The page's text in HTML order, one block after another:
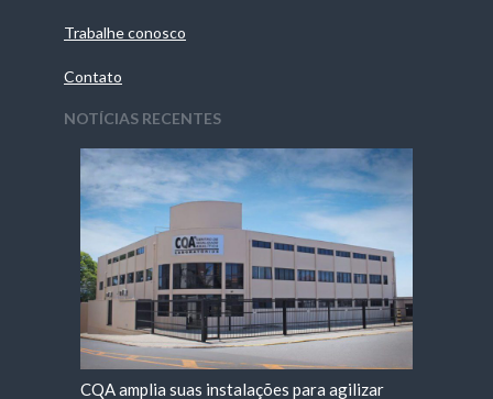
Trabalhe conosco
Contato
NOTÍCIAS RECENTES
CQA amplia suas instalações para agilizar